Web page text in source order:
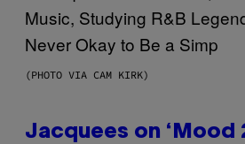
(PHOTO VIA CAM KIRK)
Jacquees on ‘Mood